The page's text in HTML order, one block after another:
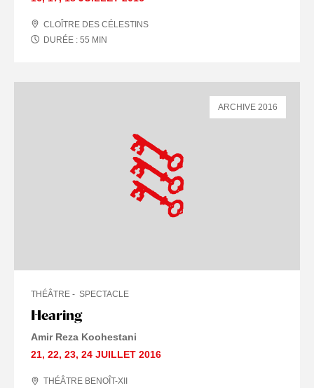
CLOÎTRE DES CÉLESTINS
DURÉE : 55 MIN
Hearing
THÉÂTRE SPECTACLE
Amir Reza Koohestani
21, 22, 23, 24 JUILLET 2016
THÉÂTRE BENOÎT-XII
ARCHIVE 2016